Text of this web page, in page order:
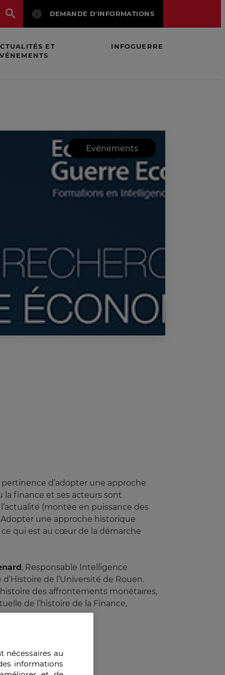
DEMANDE D'INFORMATIONS
ET
INFOGUERRE
Evénements
pertinence d’adopter une approche
finance et ses acteurs sont
(montée en puissance des
une approche historique
qui est au cœur de la démarche
, Responsable Intelligence
de l’Université de Rouen.
des affrontements monétaires,
de l’histoire de la Finance,
nécessaires au
informations